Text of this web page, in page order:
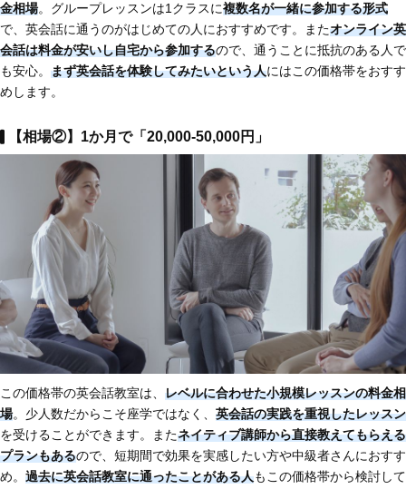
金相場。グループレッスンは1クラスに複数名が一緒に参加する形式
で、英会話に通うのがはじめての人におすすめです。またオンライン英
会話は料金が安いし自宅から参加するので、通うことに抵抗のある人で
も安心。 まず英会話を体験してみたいという人にはこの価格帯をおすす
めします。
【相場②】1か月で「20,000-50,000円」
この価格帯の英会話教室は、 レベルに合わせた小規模レッスンの料金相
場。少人数だからこそ座学ではなく、 英会話の実践を重視したレッスン
を受けることができます。またネイティブ講師から直接教えてもらえる
プランもあるので、短期間で効果を実感したい方や中級者さんにおすす
め。 過去に英会話教室に通ったことがある人もこの価格帯から検討して